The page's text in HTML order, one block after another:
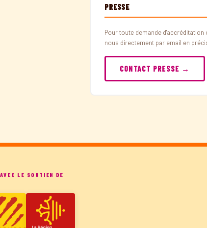
PRESSE
Pour toute demande d'accréditation
nous directement par email en
CONTACT PRESSE →
AVEC LE SOUTIEN DE